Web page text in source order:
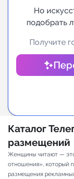
Аналитика
New
Аналитика
Но
подобрать
Получите
Каталог
размещений
Женщины читают — это
отношения», который
размещения